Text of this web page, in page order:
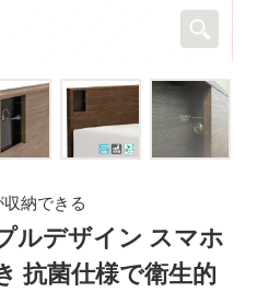
ルデザイン スマホ
抗菌仕様で衛生的
納できる